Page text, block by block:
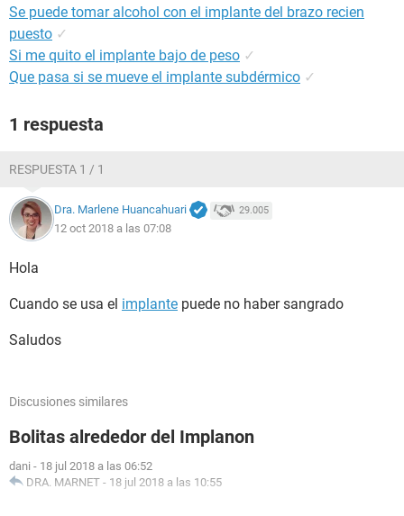
Se puede tomar alcohol con el implante del brazo recien
puesto ✓
Si me quito el implante bajo de peso ✓
Que pasa si se mueve el implante subdérmico ✓
1 respuesta
RESPUESTA 1 / 1
Dra. Marlene Huancahuari 29.005
12 oct 2018 a las 07:08
Hola
Cuando se usa el implante puede no haber sangrado
Saludos
Discusiones similares
Bolitas alrededor del Implanon
dani - 18 jul 2018 a las 06:52
DRA. MARNET - 18 jul 2018 a las 10:55